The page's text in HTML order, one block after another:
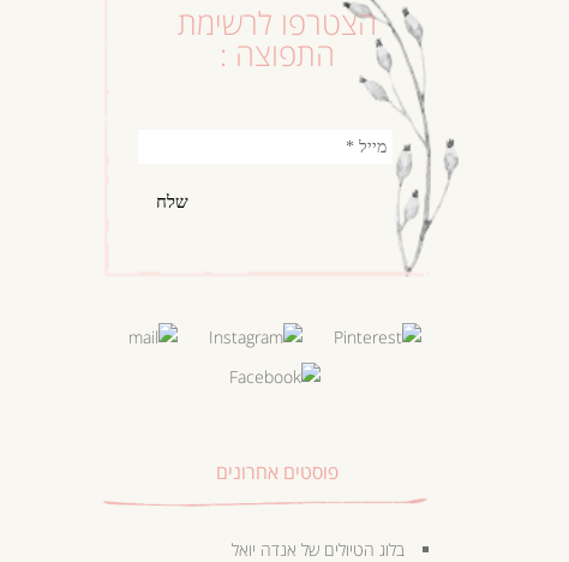
הצטרפו לרשימת
התפוצה :
פוסטים אחרונים
בלוג הטיולים של אנדה יואל